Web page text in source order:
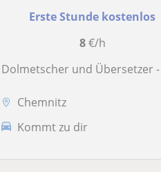
Erste Stunde kostenlos
8€/h
Dolmetscher und Übersetzer - Deutsch/Englisch/
Chemnitz
Kommt zu dir